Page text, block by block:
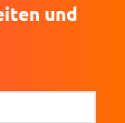
und